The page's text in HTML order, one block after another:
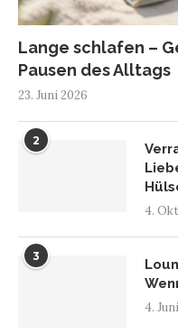
Lange schlafen –
Pausen des Alltags
23. Juni 2026
2
4.
3
4.